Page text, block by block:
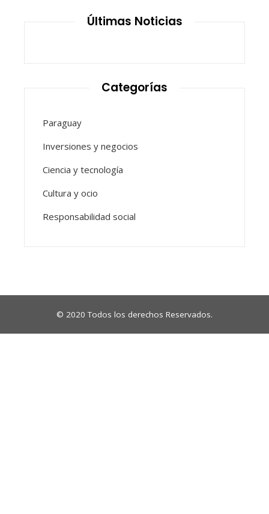
Últimas Noticias
Categorías
Paraguay
Inversiones y negocios
Ciencia y tecnología
Cultura y ocio
Responsabilidad social
© 2020 Todos los derechos Reservados.